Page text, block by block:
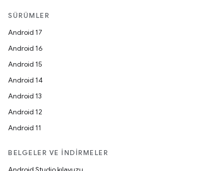
SÜRÜMLER
Android 17
Android 16
Android 15
Android 14
Android 13
Android 12
Android 11
BELGELER VE İNDIRMELER